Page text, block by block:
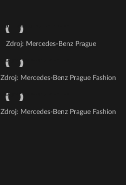
Zdroj: Mercedes-Benz Prague
Zdroj: Mercedes-Benz Prague Fashion
Zdroj: Mercedes-Benz Prague Fashion